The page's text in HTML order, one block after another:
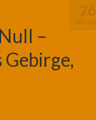
26
OKT.
–
Gebirge,